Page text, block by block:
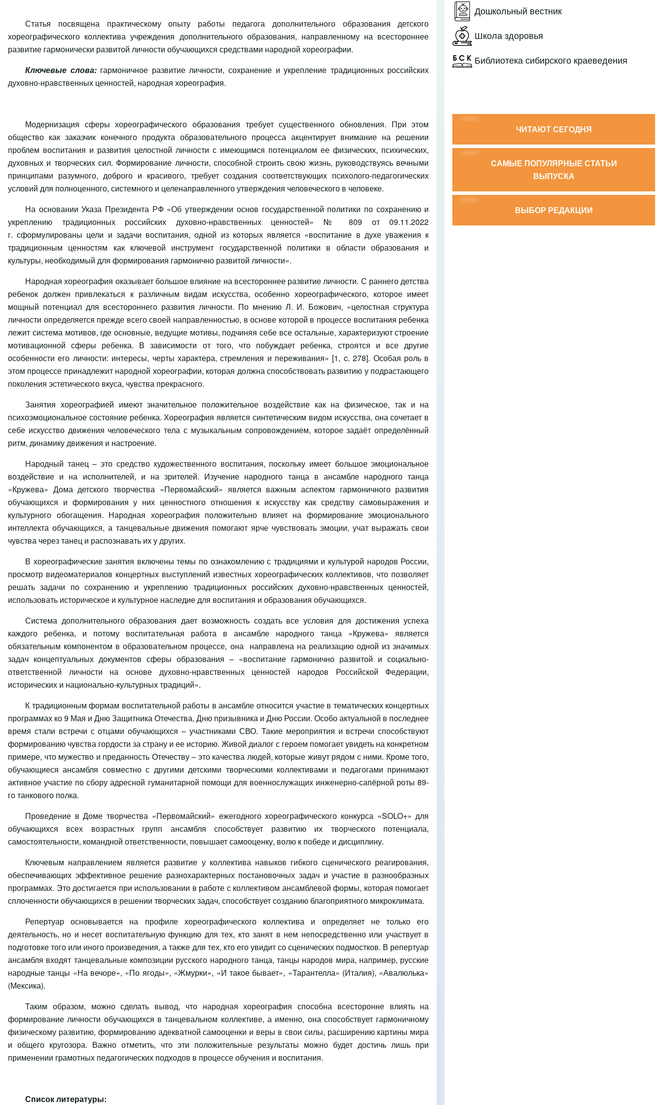
Статья посвящена практическому опыту работы педагога дополнительного образования детского
хореографического коллектива учреждения дополнительного образования, направленному на всестороннее
развитие гармонически развитой личности обучающихся средствами народной хореографии.
Ключевые слова: гармоничное развитие личности, сохранение и укрепление традиционных российских
духовно-нравственных ценностей, народная хореография.
Модернизация сферы хореографического образования требует существенного обновления. При этом
общество как заказчик конечного продукта образовательного процесса акцентирует внимание на решении
проблем воспитания и развития целостной личности с имеющимся потенциалом ее физических, психических,
духовных и творческих сил. Формирование личности, способной строить свою жизнь, руководствуясь вечными
принципами разумного, доброго и красивого, требует создания соответствующих психолого-педагогических
условий для полноценного, системного и целенаправленного утверждения человеческого в человеке.
На основании Указа Президента РФ «Об утверждении основ государственной политики по сохранению и
укреплению традиционных российских духовно-нравственных ценностей» № 809 от 09.11.2022
г. сформулированы цели и задачи воспитания, одной из которых является «воспитание в духе уважения к
традиционным ценностям как ключевой инструмент государственной политики в области образования и
культуры, необходимый для формирования гармонично развитой личности».
Народная хореография оказывает большое влияние на всестороннее развитие личности. С раннего детства
ребенок должен привлекаться к различным видам искусства, особенно хореографического, которое имеет
мощный потенциал для всестороннего развития личности. По мнению Л. И. Божович, «целостная структура
личности определяется прежде всего своей направленностью, в основе которой в процессе воспитания ребенка
лежит система мотивов, где основные, ведущие мотивы, подчиняя себе все остальные, характеризуют строение
мотивационной сферы ребенка. В зависимости от того, что побуждает ребенка, строятся и все другие
особенности его личности: интересы, черты характера, стремления и переживания» [1, c. 278]. Особая роль в
этом процессе принадлежит народной хореографии, которая должна способствовать развитию у подрастающего
поколения эстетического вкуса, чувства прекрасного.
Занятия хореографией имеют значительное положительное воздействие как на физическое, так и на
психоэмоциональное состояние ребенка. Хореография является синтетическим видом искусства, она сочетает в
себе искусство движения человеческого тела с музыкальным сопровождением, которое задаёт определённый
ритм, динамику движения и настроение.
Народный танец – это средство художественного воспитания, поскольку имеет большое эмоциональное
воздействие и на исполнителей, и на зрителей. Изучение народного танца в ансамбле народного танца
«Кружева» Дома детского творчества «Первомайский» является важным аспектом гармоничного развития
обучающихся и формирования у них ценностного отношения к искусству как средству самовыражения и
культурного обогащения. Народная хореография положительно влияет на формирование эмоционального
интеллекта обучающихся, а танцевальные движения помогают ярче чувствовать эмоции, учат выражать свои
чувства через танец и распознавать их у других.
В хореографические занятия включены темы по ознакомлению с традициями и культурой народов России,
просмотр видеоматериалов концертных выступлений известных хореографических коллективов, что позволяет
решать задачи по сохранению и укреплению традиционных российских духовно-нравственных ценностей,
использовать историческое и культурное наследие для воспитания и образования обучающихся.
Система дополнительного образования дает возможность создать все условия для достижения успеха
каждого ребенка, и потому воспитательная работа в ансамбле народного танца «Кружева» является
обязательным компонентом в образовательном процессе, она направлена на реализацию одной из значимых
задач концептуальных документов сферы образования – «воспитание гармонично развитой и социально-
ответственной личности на основе духовно-нравственных ценностей народов Российской Федерации,
исторических и национально-культурных традиций».
К традиционным формам воспитательной работы в ансамбле относится участие в тематических концертных
программах ко 9 Мая и Дню Защитника Отечества, Дню призывника и Дню России. Особо актуальной в последнее
время стали встречи с отцами обучающихся – участниками СВО. Такие мероприятия и встречи способствуют
формированию чувства гордости за страну и ее историю. Живой диалог с героем помогает увидеть на конкретном
примере, что мужество и преданность Отечеству – это качества людей, которые живут рядом с ними. Кроме того,
обучающиеся ансамбля совместно с другими детскими творческими коллективами и педагогами принимают
активное участие по сбору адресной гуманитарной помощи для военнослужащих инженерно-сапёрной роты 89-
го танкового полка.
Проведение в Доме творчества «Первомайский» ежегодного хореографического конкурса «SOLO+» для
обучающихся всех возрастных групп ансамбля способствует развитию их творческого потенциала,
самостоятельности, командной ответственности, повышает самооценку, волю к победе и дисциплину.
Ключевым направлением является развитие у коллектива навыков гибкого сценического реагирования,
обеспечивающих эффективное решение разнохарактерных постановочных задач и участие в разнообразных
программах. Это достигается при использовании в работе с коллективом ансамблевой формы, которая помогает
сплоченности обучающихся в решении творческих задач, способствует созданию благоприятного микроклимата.
Репертуар основывается на профиле хореографического коллектива и определяет не только его
деятельность, но и несет воспитательную функцию для тех, кто занят в нем непосредственно или участвует в
подготовке того или иного произведения, а также для тех, кто его увидит со сценических подмостков. В репертуар
ансамбля входят танцевальные композиции русского народного танца, танцы народов мира, например, русские
народные танцы «На вечоре», «По ягоды», «Жмурки», «И такое бывает», «Тарантелла» (Италия), «Авалюлька»
(Мексика).
Таким образом, можно сделать вывод, что народная хореография способна всесторонне влиять на
формирование личности обучающихся в танцевальном коллективе, а именно, она способствует гармоничному
физическому развитию, формированию адекватной самооценки и веры в свои силы, расширению картины мира
и общего кругозора. Важно отметить, что эти положительные результаты можно будет достичь лишь при
применении грамотных педагогических подходов в процессе обучения и воспитания.
Список литературы:
Дошкольный вестник
Школа здоровья
Библиотека сибирского краеведения
ЧИТАЮТ СЕГОДНЯ
CАМЫЕ ПОПУЛЯРНЫЕ СТАТЬИ
ВЫПУСКА
ВЫБОР РЕДАКЦИИ